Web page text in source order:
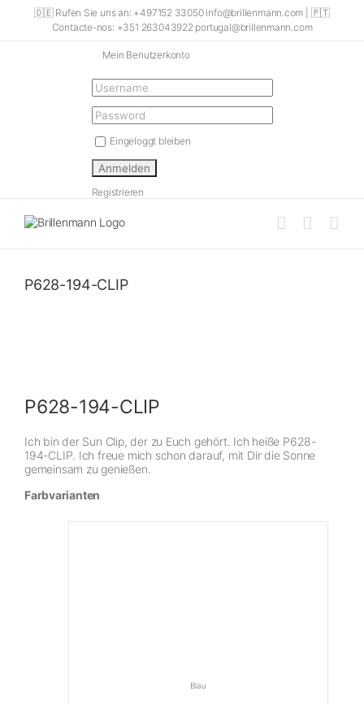
🇩🇪 Rufen Sie uns an: +497152 33050 info@brillenmann.com | 🇵🇹
Contacte-nos: +351 263043922 portugal@brillenmann.com
Mein Benutzerkonto
Eingeloggt bleiben
Registrieren
P628-194-CLIP
P628-194-CLIP
Ich bin der Sun Clip, der zu Euch gehört. Ich heiße P628-
194-CLIP. Ich freue mich schon darauf, mit Dir die Sonne
gemeinsam zu genießen.
Farbvarianten
Blau